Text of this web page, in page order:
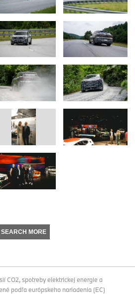
SEARCH MORE
CO2, spotreby elektrickej energie a
podľa európskeho nariadenia (EC)